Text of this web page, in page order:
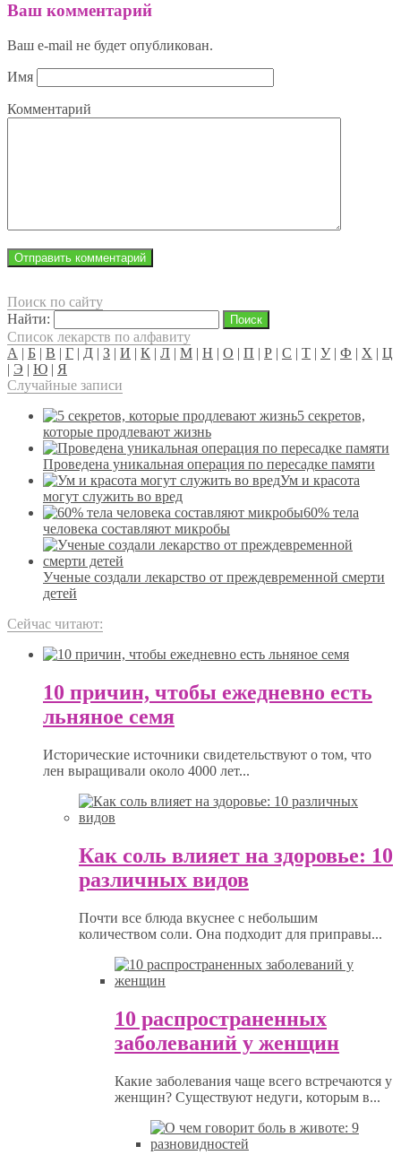
Ваш комментарий
Ваш e-mail не будет опубликован.
Имя
Комментарий
Поиск по сайту
Найти:
Список лекарств по алфавиту
А | Б | В | Г | Д | З | И | К | Л | М | Н | О | П | Р | С | Т | У| Ф | Х | Ц
| Э | Ю | Я
Случайные записи
5 секретов,
которые продлевают жизнь
Проведена уникальная операция по пересадке памяти
Ум и красота
могут служить во вред
60% тела
человека составляют микробы
Ученые создали лекарство от преждевременной смерти
детей
Сейчас читают:
10 причин, чтобы ежедневно есть
льняное семя
Исторические источники свидетельствуют о том, что
лен выращивали около 4000 лет...
Как соль влияет на здоровье: 10
различных видов
Почти все блюда вкуснее с небольшим
количеством соли. Она подходит для приправы...
10 распространенных
заболеваний у женщин
Какие заболевания чаще всего встречаются у
женщин? Существуют недуги, которым в...